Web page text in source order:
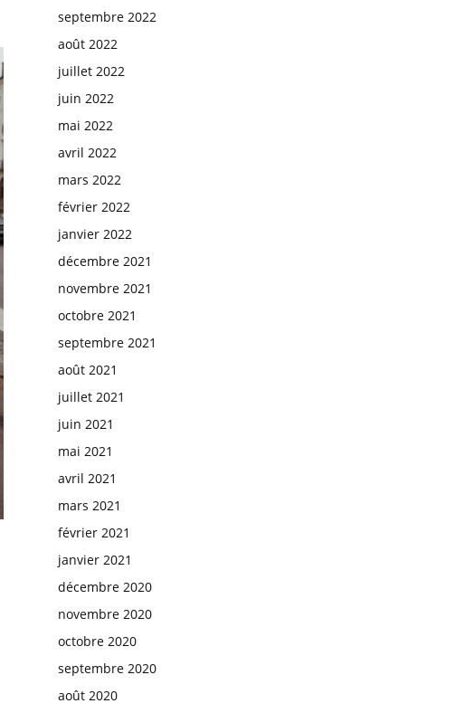
septembre 2022
août 2022
juillet 2022
juin 2022
mai 2022
avril 2022
mars 2022
février 2022
janvier 2022
décembre 2021
novembre 2021
octobre 2021
septembre 2021
août 2021
juillet 2021
juin 2021
mai 2021
avril 2021
mars 2021
février 2021
janvier 2021
décembre 2020
novembre 2020
octobre 2020
septembre 2020
août 2020